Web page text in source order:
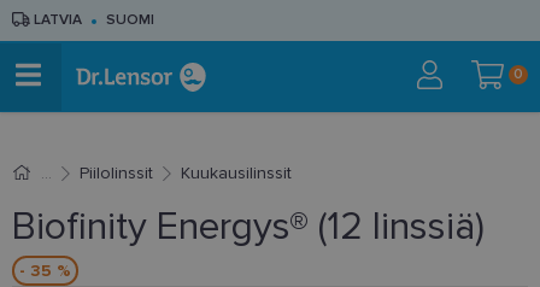
LATVIA SUOMI
0
Piilolinssit Kuukausilinssit
Biofinity Energys® (12 linssiä)
- 35 %